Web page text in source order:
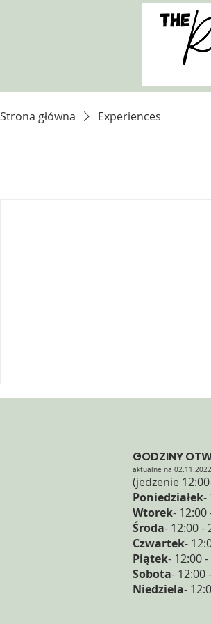
Strona główna Experiences
GODZINY
aktualne na 02.11.2022
(jedzenie
Poniedziałek-
Wtorek- 12:00
Środa- 12:00 -
Czwartek-
Piątek- 12:00
Sobota- 12:00
Niedziela-